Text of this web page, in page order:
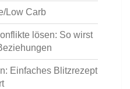
Low Carb
lösen: So wirst
Einfaches Blitzrezept